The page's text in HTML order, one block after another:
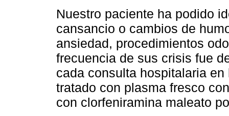
Nuestro paciente ha podido
cansancio o cambios de
ansiedad, procedimientos
frecuencia de sus crisis fue
cada consulta hospitalaria
tratado con plasma fresco
con clorfeniramina maleato